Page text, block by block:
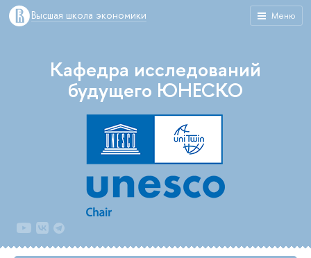
Меню
Высшая школа экономики
Кафедра исследований
будущего ЮНЕСКО